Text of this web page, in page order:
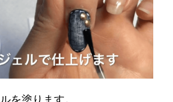
を塗ります。